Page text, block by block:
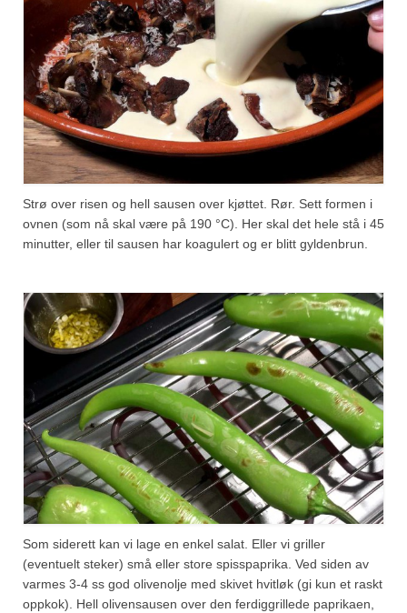
Strø over risen og hell sausen over kjøttet. Rør. Sett formen i
ovnen (som nå skal være på 190 °C). Her skal det hele stå i 45
minutter, eller til sausen har koagulert og er blitt gyldenbrun.
Som siderett kan vi lage en enkel salat. Eller vi griller
(eventuelt steker) små eller store spisspaprika. Ved siden av
varmes 3-4 ss god olivenolje med skivet hvitløk (gi kun et raskt
oppkok). Hell olivensausen over den ferdiggrillede paprikaen,